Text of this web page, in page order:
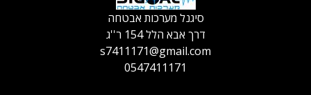
סיגנל מערכות אבטחה
דרך אבא הלל 154 ר''ג
s7411171@gmail.com
0547411171